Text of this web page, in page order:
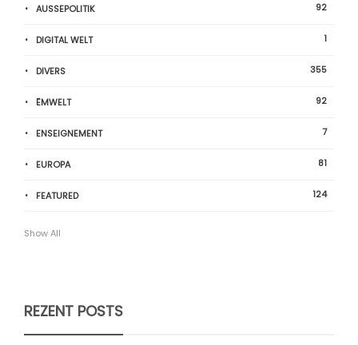
AUSSEPOLITIK 92
DIGITAL WELT 1
DIVERS 355
ËMWELT 92
ENSEIGNEMENT 7
EUROPA 81
FEATURED 124
Show All
REZENT POSTS